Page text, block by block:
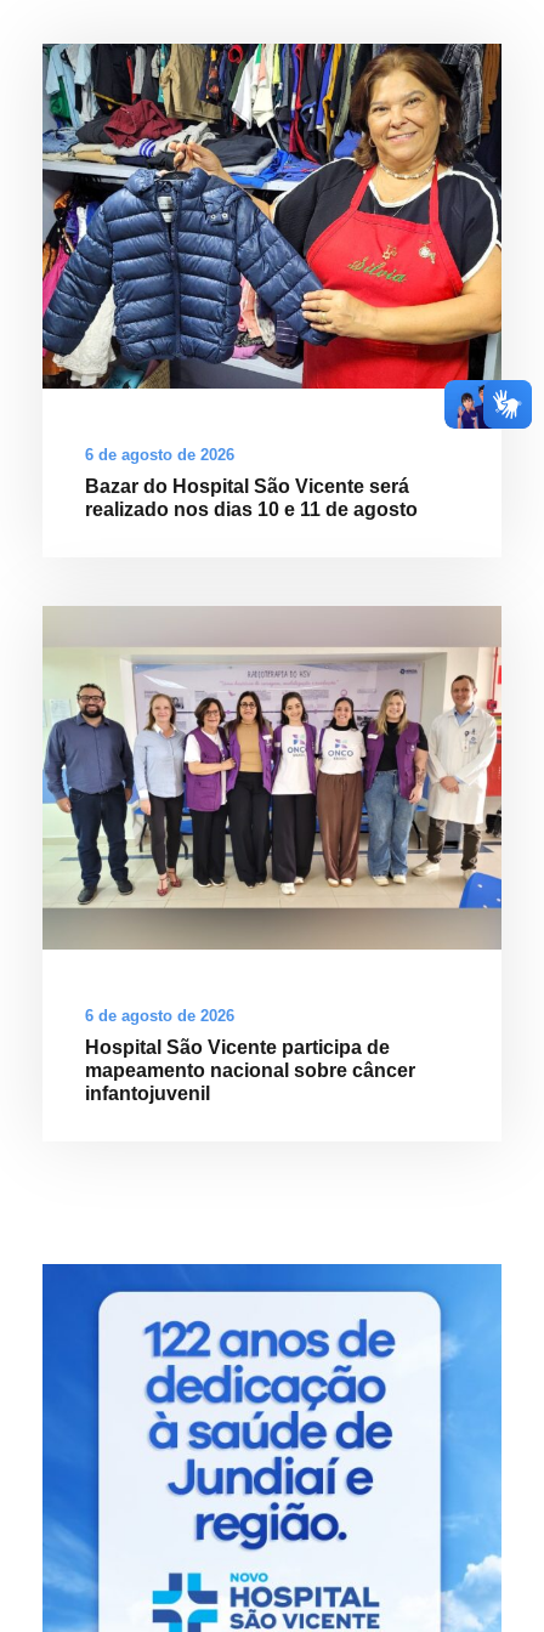
6 de agosto de 2026
Bazar do Hospital São Vicente será
realizado nos dias 10 e 11 de agosto
6 de agosto de 2026
Hospital São Vicente participa de
mapeamento nacional sobre câncer
infantojuvenil